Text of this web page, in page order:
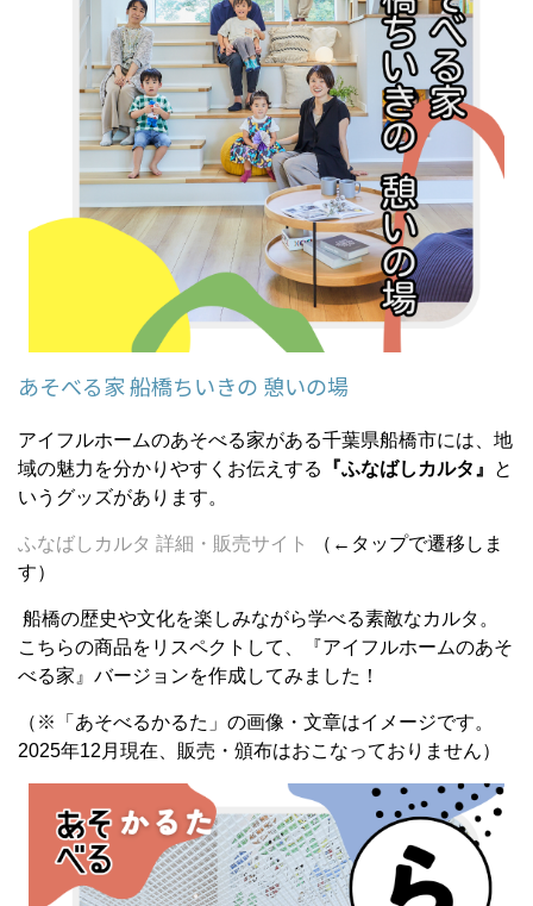
あそべる家 船橋ちいきの 憩いの場
アイフルホームのあそべる家がある千葉県船橋市には、地
域の魅力を分かりやすくお伝えする
『ふなばしカルタ』
と
いうグッズがあります。
ふなばしカルタ 詳細・販売サイト
（←タップで遷移しま
す）
船橋の歴史や文化を楽しみながら学べる素敵なカルタ。
こちらの商品をリスペクトして、『アイフルホームのあそ
べる家』バージョンを作成してみました！
（※「あそべるかるた」の画像・文章はイメージです。
2025年12月現在、販売・頒布はおこなっておりません）